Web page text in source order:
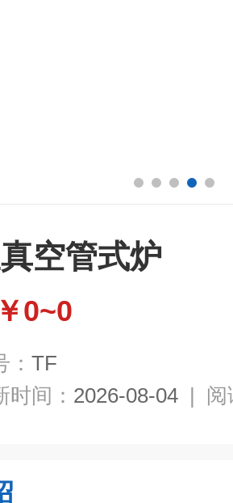
空管式炉
￥0~0
： TF
时间： 2026-08-04 | 阅